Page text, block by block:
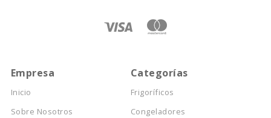
Empresa
Inicio
Sobre Nosotros
Categorías
Frigoríficos
Congeladores